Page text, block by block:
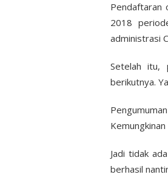
Pendaftaran
2018
administrasi
Setelah itu,
berikutnya.
Jadi tidak
berhasil